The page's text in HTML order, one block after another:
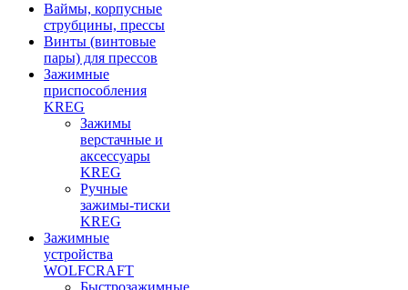
Ваймы, корпусные
струбцины, прессы
Винты (винтовые
пары) для прессов
Зажимные
приспособления
KREG
Зажимы
верстачные и
аксессуары
KREG
Ручные
зажимы-тиски
KREG
Зажимные
устройства
WOLFCRAFT
Быстрозажимные